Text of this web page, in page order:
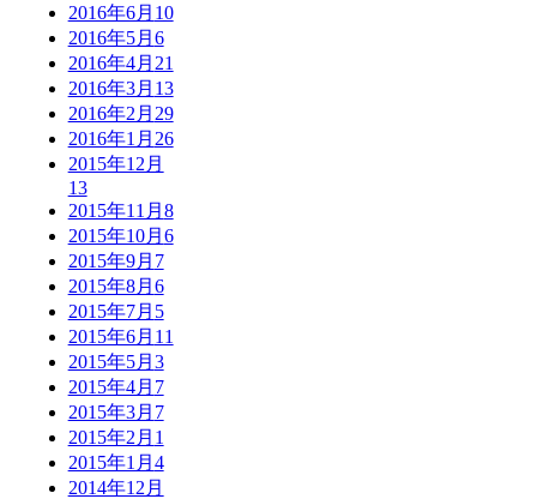
2016年6月 10
2016年5月 6
2016年4月 21
2016年3月 13
2016年2月 29
2016年1月 26
2015年12月
13
2015年11月 8
2015年10月 6
2015年9月 7
2015年8月 6
2015年7月 5
2015年6月 11
2015年5月 3
2015年4月 7
2015年3月 7
2015年2月 1
2015年1月 4
2014年12月